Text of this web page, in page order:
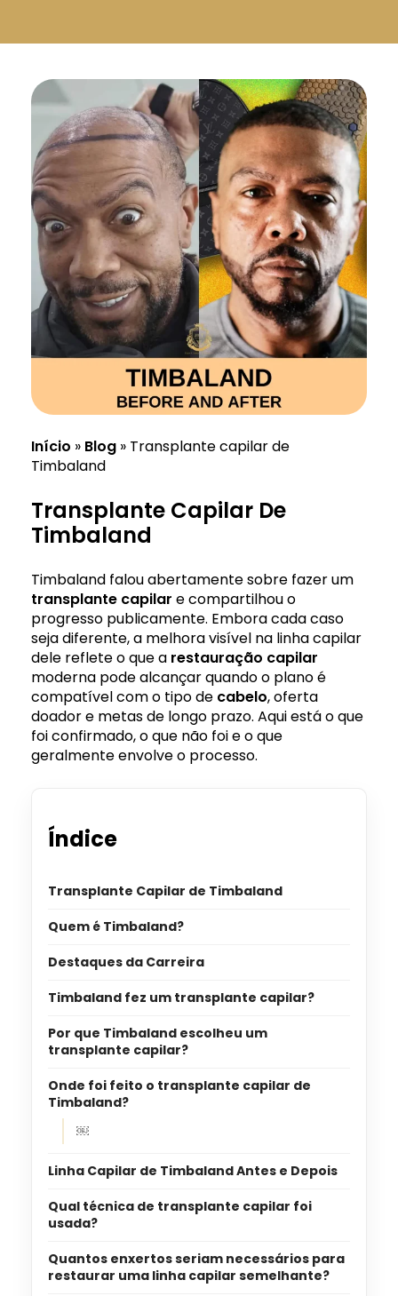
Svenska
Início » Blog » Transplante capilar de
Timbaland
Transplante Capilar De
Timbaland
Timbaland falou abertamente sobre fazer um
transplante capilar e compartilhou o
progresso publicamente. Embora cada caso
seja diferente, a melhora visível na linha capilar
dele reflete o que a restauração capilar
moderna pode alcançar quando o plano é
compatível com o tipo de cabelo, oferta
doador e metas de longo prazo. Aqui está o que
foi confirmado, o que não foi e o que
geralmente envolve o processo.
Índice
Transplante Capilar de Timbaland
Quem é Timbaland?
Destaques da Carreira
Timbaland fez um transplante capilar?
Por que Timbaland escolheu um
transplante capilar?
Onde foi feito o transplante capilar de
Timbaland?
￼
Linha Capilar de Timbaland Antes e Depois
Qual técnica de transplante capilar foi
usada?
Quantos enxertos seriam necessários para
restaurar uma linha capilar semelhante?